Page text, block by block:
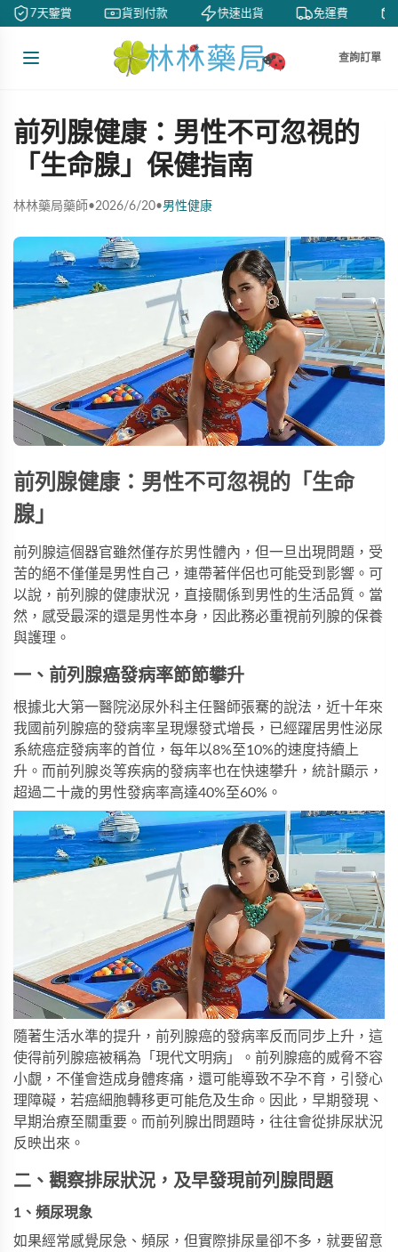
7天鑒賞 貨到付款 快速出貨 免運費
查詢訂單
前列腺健康：男性不可忽視的
「生命腺」保健指南
林林藥局藥師•2026/6/20•男性健康
前列腺健康：男性不可忽視的「生命
腺」
前列腺這個器官雖然僅存於男性體內，但一旦出現問題，受
苦的絕不僅僅是男性自己，連帶著伴侶也可能受到影響。可
以說，前列腺的健康狀況，直接關係到男性的生活品質。當
然，感受最深的還是男性本身，因此務必重視前列腺的保養
與護理。
一、前列腺癌發病率節節攀升
根據北大第一醫院泌尿外科主任醫師張騫的說法，近十年來
我國前列腺癌的發病率呈現爆發式增長，已經躍居男性泌尿
系統癌症發病率的首位，每年以8%至10%的速度持續上
升。而前列腺炎等疾病的發病率也在快速攀升，統計顯示，
超過二十歲的男性發病率高達40%至60%。
隨著生活水準的提升，前列腺癌的發病率反而同步上升，這
使得前列腺癌被稱為「現代文明病」。前列腺癌的威脅不容
小覷，不僅會造成身體疼痛，還可能導致不孕不育，引發心
理障礙，若癌細胞轉移更可能危及生命。因此，早期發現、
早期治療至關重要。而前列腺出問題時，往往會從排尿狀況
反映出來。
二、觀察排尿狀況，及早發現前列腺問題
1、頻尿現象
如果經常感覺尿急、頻尿，但實際排尿量卻不多，就要留意